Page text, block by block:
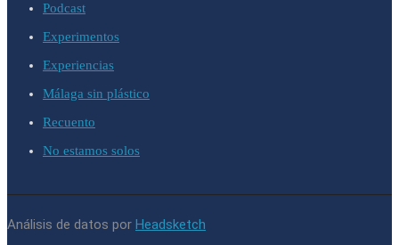
Podcast
Experimentos
Experiencias
Málaga sin plástico
Recuento
No estamos solos
Análisis de datos por Headsketch